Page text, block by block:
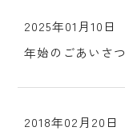
2025年01月10日
年始のごあいさつ
2018年02月20日